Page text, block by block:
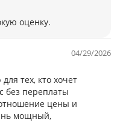
оценку.
04/29/2026
тех, кто хочет
без переплаты
цены и
мощный,